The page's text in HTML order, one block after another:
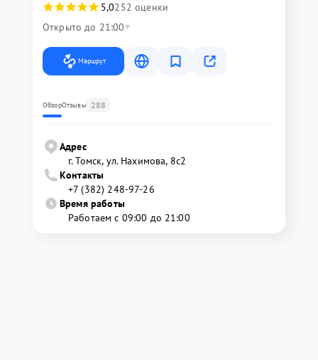
5,0252 оценки
Открыто до 21:00
Маршрут
ОбзорОтзывы 288
Адрес
г. Томск, ул. Нахимова, 8с2
Контакты
+7 (382) 248-97-26
Время работы
Работаем с 09:00 до 21:00